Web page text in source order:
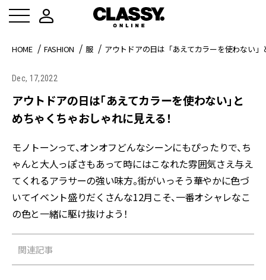
HOME FASHION 服 アウトドアの日は「あえてカラーを使わない
Dec, 17,2022
アウトドアの日は「あえてカラーを使わない」と
めちゃくちゃおしゃれに見える！
モノトーンって、オンオフどんなシーンにもぴったりで、ち
ゃんと大人っぽさもあって時にはこなれた雰囲気さえ与え
てくれるアラサーの強い味方。街がいっそう華やかに色づ
いてイベント盛りだくさんな12月こそ、一番オシャレなこ
の色と一緒に駆け抜けよう！
関連記事